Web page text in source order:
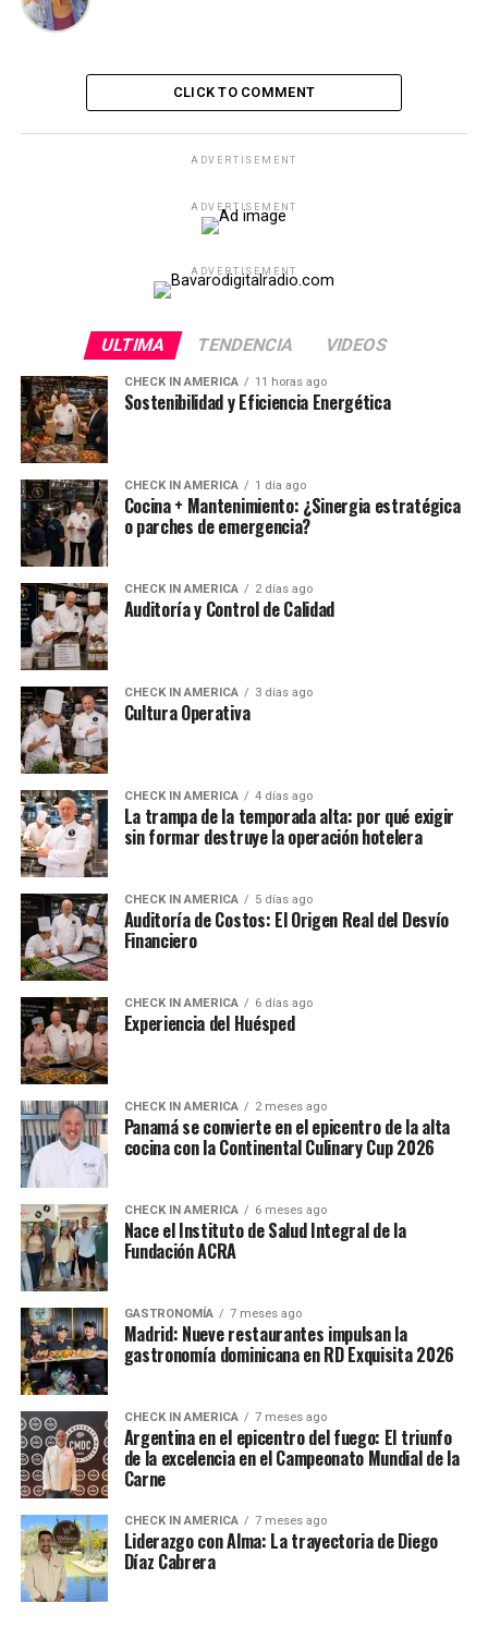
CLICK TO COMMENT
ADVERTISEMENT
ADVERTISEMENT
ADVERTISEMENT
ULTIMA TENDENCIA VIDEOS
CHECK IN AMERICA 11 horas ago
Sostenibilidad y Eficiencia Energética
CHECK IN AMERICA 1 día ago
Cocina + Mantenimiento: ¿Sinergia estratégica
o parches de emergencia?
CHECK IN AMERICA 2 días ago
Auditoría y Control de Calidad
CHECK IN AMERICA 3 días ago
Cultura Operativa
CHECK IN AMERICA 4 días ago
La trampa de la temporada alta: por qué exigir
sin formar destruye la operación hotelera
CHECK IN AMERICA 5 días ago
Auditoría de Costos: El Origen Real del Desvío
Financiero
CHECK IN AMERICA 6 días ago
Experiencia del Huésped
CHECK IN AMERICA 2 meses ago
Panamá se convierte en el epicentro de la alta
cocina con la Continental Culinary Cup 2026
CHECK IN AMERICA 6 meses ago
Nace el Instituto de Salud Integral de la
Fundación ACRA
GASTRONOMÍA 7 meses ago
Madrid: Nueve restaurantes impulsan la
gastronomía dominicana en RD Exquisita 2026
CHECK IN AMERICA 7 meses ago
Argentina en el epicentro del fuego: El triunfo
de la excelencia en el Campeonato Mundial de la
Carne
CHECK IN AMERICA 7 meses ago
Liderazgo con Alma: La trayectoria de Diego
Díaz Cabrera